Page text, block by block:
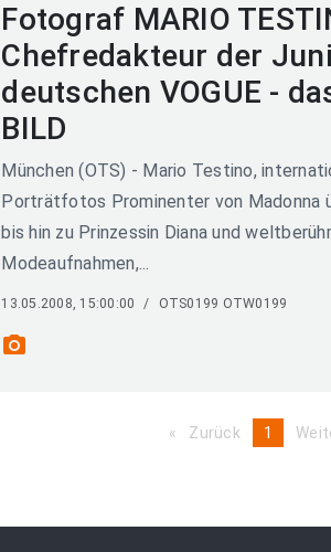
Fotograf MARIO
Chefredakteur der
deutschen VOGUE -
BILD
München (OTS) - Mario Testino,
Porträtfotos Prominenter von Madonna
bis hin zu Prinzessin Diana und
Modeaufnahmen,...
13.05.2008, 15:00:00 / OTS0199 OTW0199
photo_camera
Zurück pageYou're
1